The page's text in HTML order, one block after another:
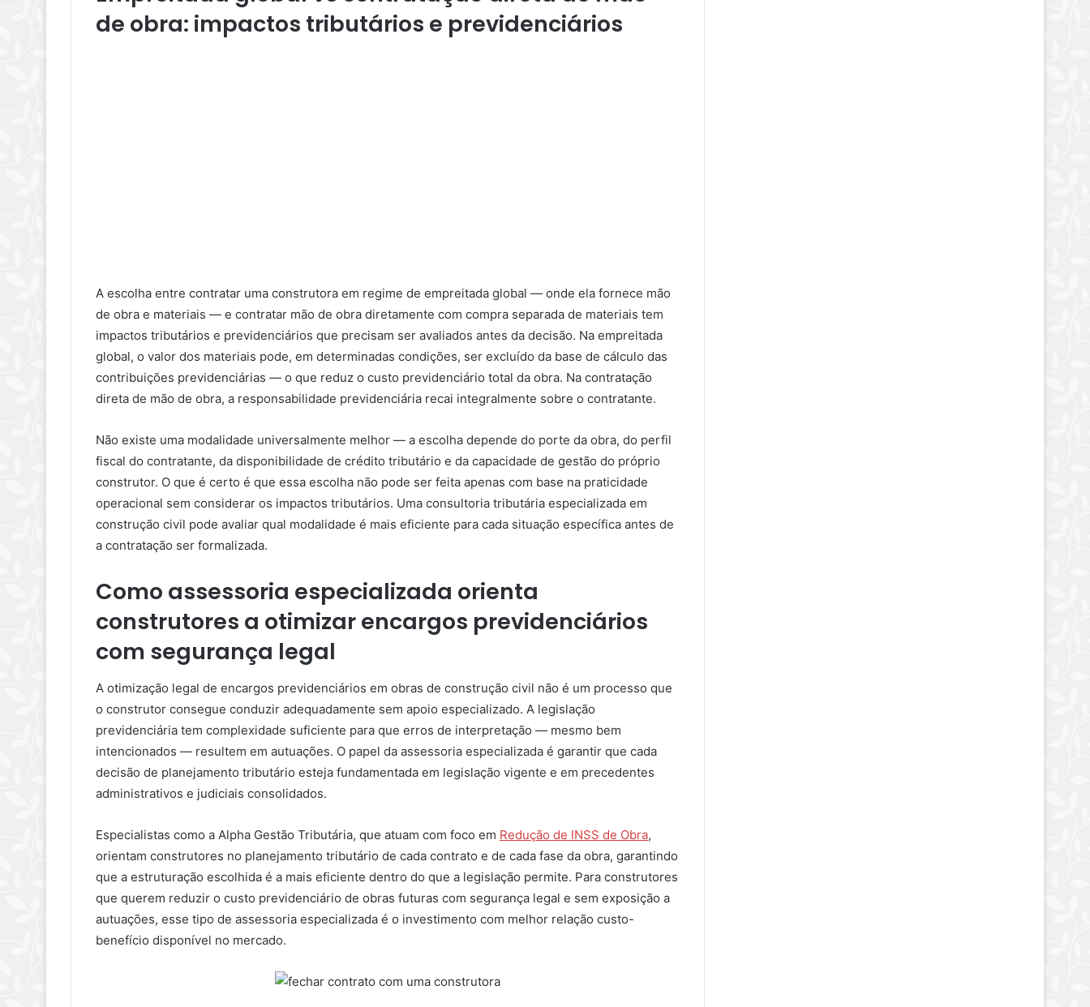
de obra: impactos tributários e previdenciários
A escolha entre contratar uma construtora em regime de empreitada global — onde ela fornece mão
de obra e materiais — e contratar mão de obra diretamente com compra separada de materiais tem
impactos tributários e previdenciários que precisam ser avaliados antes da decisão. Na empreitada
global, o valor dos materiais pode, em determinadas condições, ser excluído da base de cálculo das
contribuições previdenciárias — o que reduz o custo previdenciário total da obra. Na contratação
direta de mão de obra, a responsabilidade previdenciária recai integralmente sobre o contratante.
Não existe uma modalidade universalmente melhor — a escolha depende do porte da obra, do perfil
fiscal do contratante, da disponibilidade de crédito tributário e da capacidade de gestão do próprio
construtor. O que é certo é que essa escolha não pode ser feita apenas com base na praticidade
operacional sem considerar os impactos tributários. Uma consultoria tributária especializada em
construção civil pode avaliar qual modalidade é mais eficiente para cada situação específica antes de
a contratação ser formalizada.
Como assessoria especializada orienta
construtores a otimizar encargos previdenciários
com segurança legal
A otimização legal de encargos previdenciários em obras de construção civil não é um processo que
o construtor consegue conduzir adequadamente sem apoio especializado. A legislação
previdenciária tem complexidade suficiente para que erros de interpretação — mesmo bem
intencionados — resultem em autuações. O papel da assessoria especializada é garantir que cada
decisão de planejamento tributário esteja fundamentada em legislação vigente e em precedentes
administrativos e judiciais consolidados.
Especialistas como a Alpha Gestão Tributária, que atuam com foco em Redução de INSS de Obra,
orientam construtores no planejamento tributário de cada contrato e de cada fase da obra, garantindo
que a estruturação escolhida é a mais eficiente dentro do que a legislação permite. Para construtores
que querem reduzir o custo previdenciário de obras futuras com segurança legal e sem exposição a
autuações, esse tipo de assessoria especializada é o investimento com melhor relação custo-
benefício disponível no mercado.